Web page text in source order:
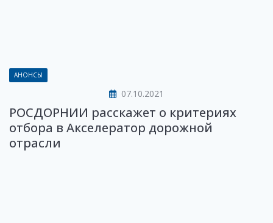
АНОНСЫ
07.10.2021
РОСДОРНИИ расскажет о критериях
отбора в Акселератор дорожной
отрасли